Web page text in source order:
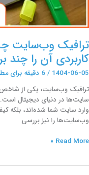
کاربردی آن را چند
1404-06-05
/6 دقیقه برای مطالعه
ترافیک وب‌سایت، یکی از
سایت‌ها در دنیای دیجیتال است.
وارد سایت شما شده‌اند، بلکه
وب‌سایت‌ها را نیز بررسی
چند
کنیم؟
Read More »